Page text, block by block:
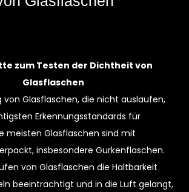
zum Testen der Dichtheit von
Glasflaschen
von Glasflaschen, die nicht auslaufen,
Erkennungsstandards für
meisten Glasflaschen sind mit
insbesondere Gurkenflaschen.
von Glasflaschen die Haltbarkeit
beeinträchtigt und in die Luft gelangt,